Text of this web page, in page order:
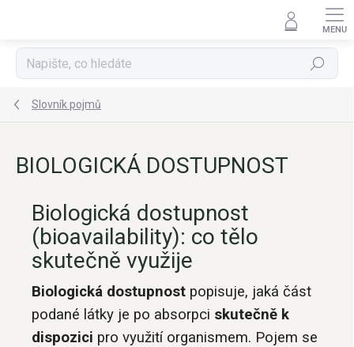
Hledat
Slovník pojmů
BIOLOGICKÁ DOSTUPNOST
Biologická dostupnost
(bioavailability): co tělo
skutečně využije
Biologická dostupnost popisuje, jaká část
podané látky je po absorpci skutečně k
dispozici pro využití organismem. Pojem se